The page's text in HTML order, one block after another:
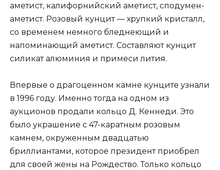
аметист, калифорнийский аметист, сподумен-
аметист. Розовый кунцит — хрупкий кристалл,
со временем немного бледнеющий и
напоминающий аметист. Составляют кунцит
силикат алюминия и примеси лития.
Впервые о драгоценном камне кунците узнали
в 1996 году. Именно тогда на одном из
аукционов продали кольцо Д. Кеннеди. Это
было украшение с 47-каратным розовым
камнем, окруженным двадцатью
бриллиантами, которое президент приобрел
для своей жены на Рождество. Только кольцо